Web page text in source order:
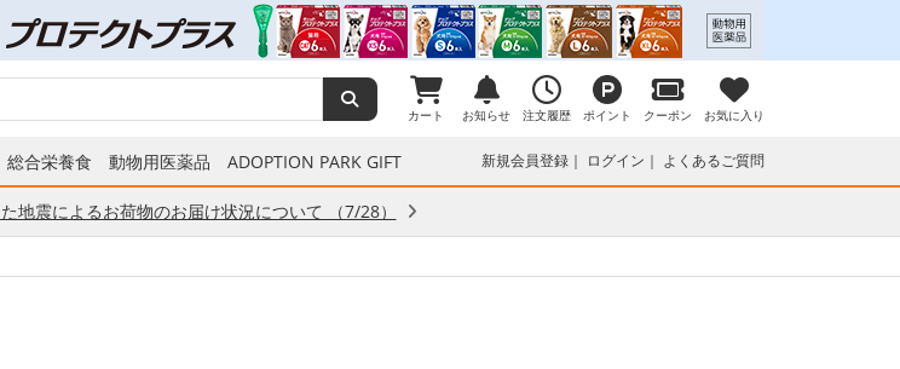
カート お知らせ 注文履歴 ポイント クーポン お気に入り
総合栄養食 動物用医薬品 ADOPTION PARK GIFT 新規会員登録 ログイン よくあるご質問
地震によるお荷物のお届け状況について （7/28）